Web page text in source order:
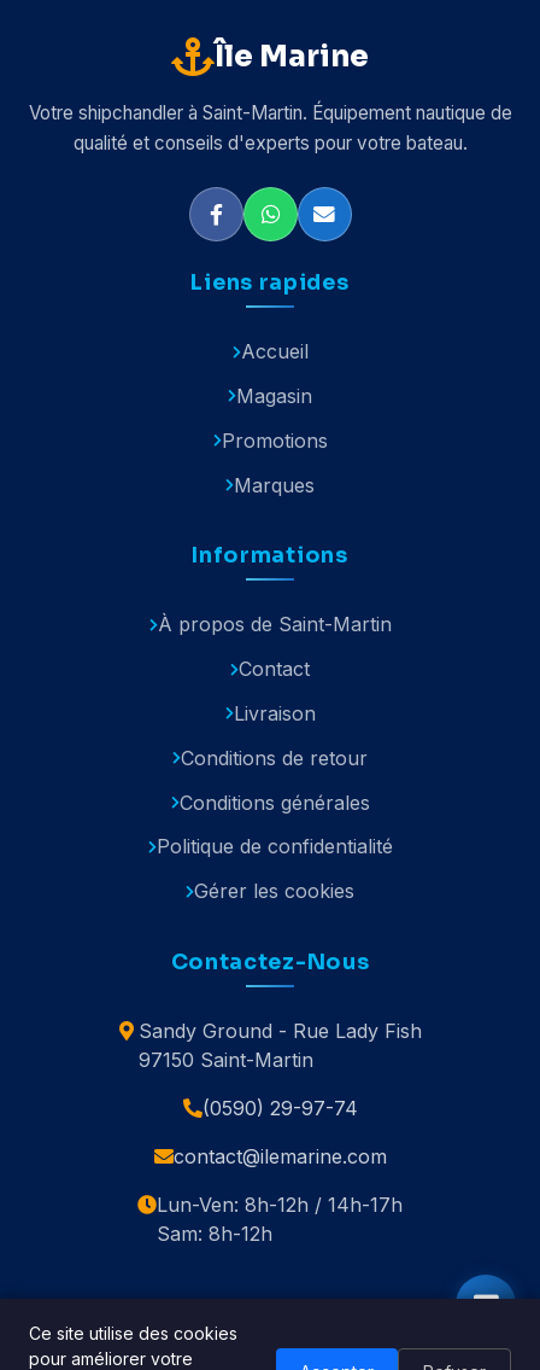
Île Marine
Votre shipchandler à Saint-Martin. Équipement nautique de
qualité et conseils d'experts pour votre bateau.
Liens rapides
Accueil
Magasin
Promotions
Marques
Informations
À propos de Saint-Martin
Contact
Livraison
Conditions de retour
Conditions générales
Politique de confidentialité
Gérer les cookies
Contactez-Nous
Sandy Ground - Rue Lady Fish
97150 Saint-Martin
(0590) 29-97-74
contact@ilemarine.com
Lun-Ven: 8h-12h / 14h-17h
Sam: 8h-12h
Ce site utilise des cookies
pour améliorer votre